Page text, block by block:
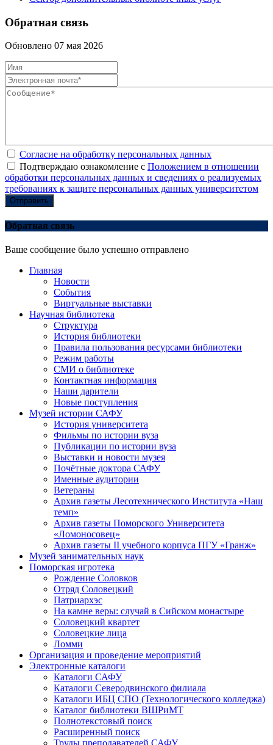
Обратная связь
Обновлено 07 мая 2026
Согласие на обработку персональных данных
Подтверждаю ознакомление с Положением в отношении
обработки персональных данных и сведениях о реализуемых
требованиях к защите персональных данных университетом
Отправить
Обратная связь
Ваше сообщение было успешно отправлено
Главная
Новости
События
Виртуальные выставки
Научная библиотека
Структура
История библиотеки
Правила пользования ресурсами библиотеки
Режим работы
СМИ о библиотеке
Контактная информация
Наши дарители
Новые поступления
Музей истории САФУ
История университета
Фильмы по истории вуза
Публикации по истории вуза
Выставки и новости музея
Почётные доктора САФУ
Именные аудитории
Ветераны
Архив газеты Лесотехнического Института «Наш
темп»
Архив газеты Поморского Университета
«Ломоносовец»
Архив газеты II учебного корпуса ПГУ «Гранж»
Музей занимательных наук
Поморская игротека
Рождение Соловков
Отряд Соловецкий
Патриархэс
На камне веры: случай в Сийском монастыре
Соловецкий квартет
Соловецкие лица
Ломми
Организация и проведение мероприятий
Электронные каталоги
Каталоги САФУ
Каталоги Северодвинского филиала
Каталоги ИБЦ СПО (Технологического колледжа)
Каталог библиотеки ВШРиМТ
Полнотекстовый поиск
Расширенный поиск
Труды преподавателей САФУ